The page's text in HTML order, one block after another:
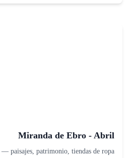
Miranda de Ebro - Abril
— paisajes, patrimonio, tiendas de ropa